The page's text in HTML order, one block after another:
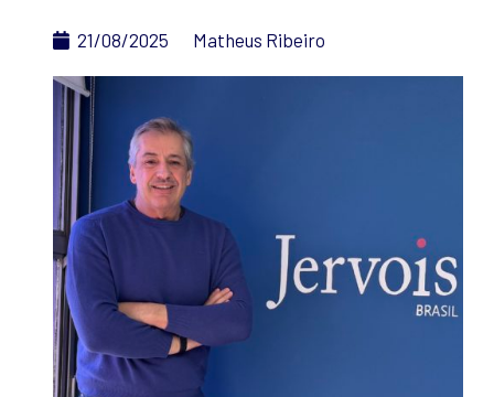
21/08/2025 Matheus Ribeiro